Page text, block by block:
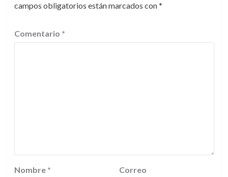
campos obligatorios están marcados con*
Comentario *
Nombre *
Correo